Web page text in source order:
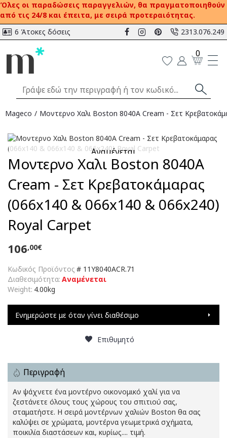
Όλες οι παραδώσεις παραγγελιών, θα πραγματοποιηθούν
από τις 24/8 και έπειτα, με σειρά προτεραιότητας.
6 Άτοκες δόσεις
2313.076.249
0
Mageco Μοντερνο Χαλι Boston 8040A Cream - Σετ
Αναμένεται
Μοντερνο Χαλι Boston 8040A
Cream - Σετ Κρεβατοκάμαρας
(066x140 & 066x140 & 066x240)
Royal Carpet
Κωδικός Προϊόντος # 11Y8040ACR.71
Διαθεσιμότητα: Αναμένεται
Weight: 4.00kg
106,00€
Ενημερώστε με όταν γίνει διαθέσιμο
Επιθυμητό
Περιγραφή
Αν ψάχνετε ένα μοντέρνο οικονομικό χαλί για να
ζεστάνετε όλους τους χώρους του σπιτιού σας,
σταματήστε. Η σειρά μοντέρνων χαλιών Boston θα σας
καλύψει σε χρώματα, μοντέρνα γεωμετρικά σχήματα,
ποικιλία διαστάσεων και, κυρίως.... τιμή.